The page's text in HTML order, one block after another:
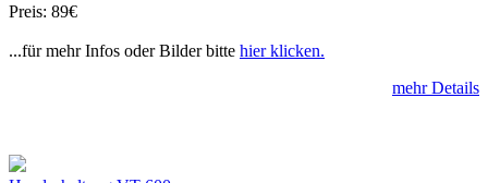
Preis: 89€
...für mehr Infos oder Bilder bitte hier klicken.
mehr Details